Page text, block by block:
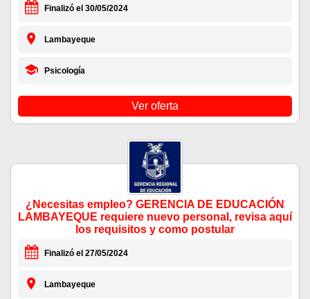
Finalizó el 30/05/2024
Lambayeque
Psicología
Ver oferta
¿Necesitas empleo? GERENCIA DE EDUCACIÓN
LAMBAYEQUE requiere nuevo personal, revisa aquí
los requisitos y como postular
Finalizó el 27/05/2024
Lambayeque